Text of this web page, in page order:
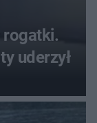
rogatki.
uderzył